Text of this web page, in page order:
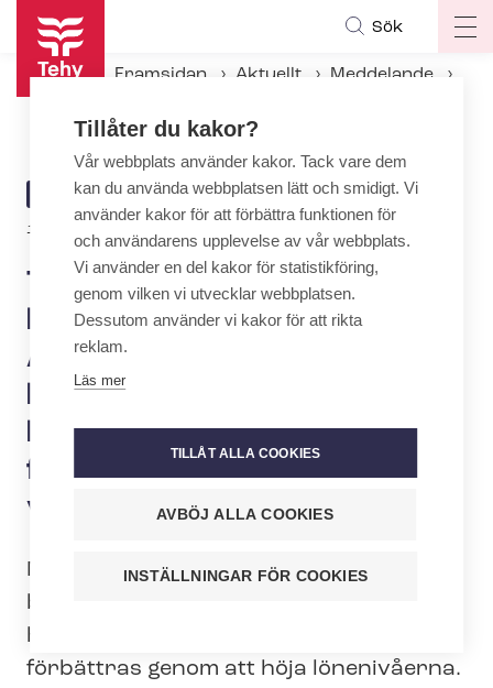
Hoppa
huvudinnehåll
Sök
Framsidan Aktuellt
Meddelande
ARTICLE
CATEGORY
MEDDELANDE
12.2.2021 | 8:35
Tehys enkät till de
kommunala beslutsfattarna:
Att minska den psykiska
belastningen och förbättra
lönen är de bästa metoderna
för att öka social- och häl­so­
vårds­sek­torns attraktivitet
Majoriteten, eller 57 % av de kommunala
beslutsfattarna, anser att social- och
hälsovårds sektorns attraktivitet bör
förbättras genom att höja lönenivåerna.
Tillåter du kakor?
Vår webbplats använder kakor. Tack vare dem
kan du använda webbplatsen lätt och smidigt. Vi
använder kakor för att förbättra funktionen för
och användarens upplevelse av vår webbplats.
Vi använder en del kakor för statistikföring,
genom vilken vi utvecklar webbplatsen.
Dessutom använder vi kakor för att rikta
reklam.
Läs mer
TILLÅT ALLA COOKIES
AVBÖJ ALLA COOKIES
INSTÄLLNINGAR FÖR COOKIES